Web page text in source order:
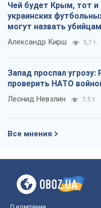
Чей будет Крым, тот и
украинских
могут назвать
Александр Кирш 5,7 т.
Запад проспал
проверить НАТО
Леонид Невзлин 7,5 т.
Все мнения